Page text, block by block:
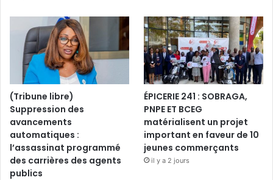
(Tribune libre)
Suppression des
avancements
automatiques :
l’assassinat programmé
des carrières des agents
publics
ÉPICERIE 241 : SOBRAGA,
PNPE ET BCEG
matérialisent un projet
important en faveur de 10
jeunes commerçants
il y a 2 jours